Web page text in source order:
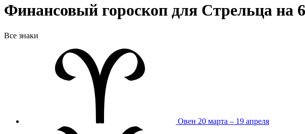
Финансовый гороскоп для Стрельца на
Все знаки
Овен 20 марта – 19 апреля